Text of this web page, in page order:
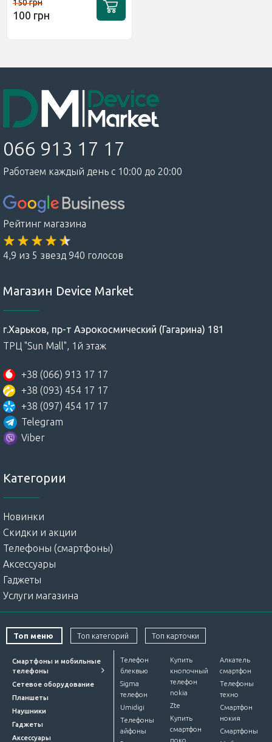
150 грн
100 грн
066 913 17 17
Работаем каждый день с 10:00 до 20:00
Рейтинг магазина
4,9 из 5 звезд 940 голосов
Магазин Device Market
г.Харьков, пр-т Аэрокосмический (Гагарина) 181
ТРЦ "Sun Mall", 1й этаж
+38 (066) 913 17 17
+38 (093) 454 17 17
+38 (097) 454 17 17
Telegram
Viber
Категории
Новинки
Скидки и акции
Телефоны (смартфоны)
Аксессуары
Гаджеты
Услуги магазина
Топ меню Топ категорий Топ карточки
Смартфоны и мобильные
телефоны
Сетевое оборудование
Планшеты
Наушники
Гаджеты
Аксессуары
Телефон
блеквью
Sigma
телефон
Umidigi
Телефоны
айфоны
Купить
кнопочный
телефон
nokia
Zte
Купить
смартфон
поко
Алкатель
смартфон
Телефоны
техно
Смартфон
нокия
Смартфоны